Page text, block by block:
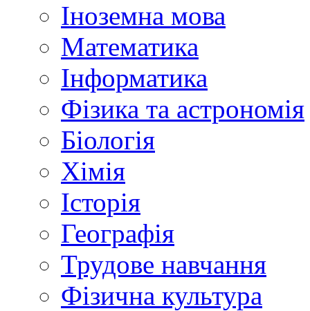
Іноземна мова
Математика
Інформатика
Фізика та астрономія
Біологія
Хімія
Історія
Географія
Трудове навчання
Фізична культура